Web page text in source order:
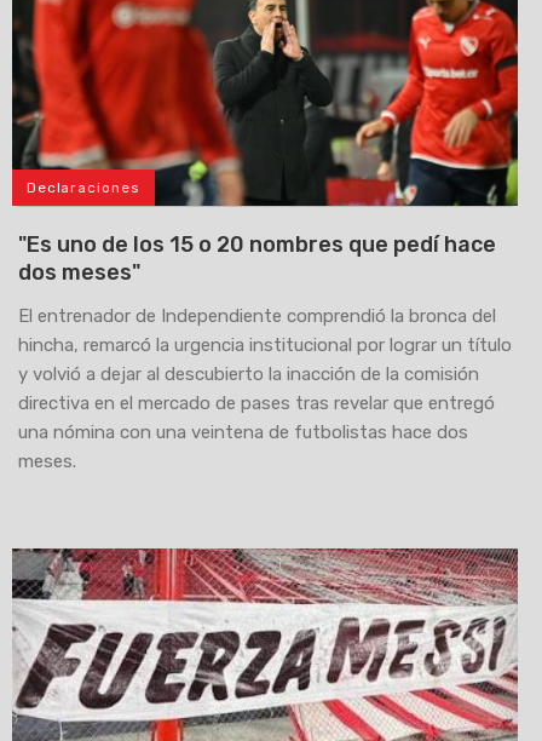
Declaraciones
"Es uno de los 15 o 20 nombres que pedí hace
dos meses"
El entrenador de Independiente comprendió la bronca del
hincha, remarcó la urgencia institucional por lograr un título
y volvió a dejar al descubierto la inacción de la comisión
directiva en el mercado de pases tras revelar que entregó
una nómina con una veintena de futbolistas hace dos
meses.